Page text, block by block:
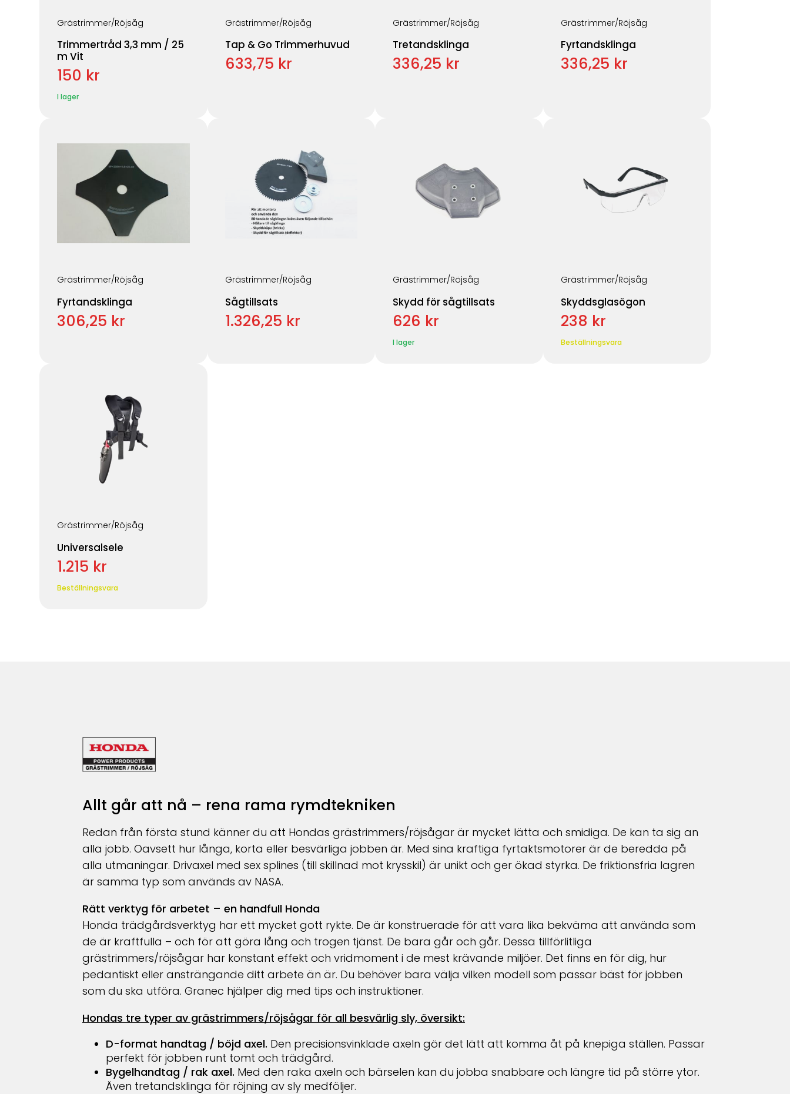
Grästrimmer/Röjsåg
Trimmertråd 3,3 mm / 25
m Vit
150 kr
I lager
Grästrimmer/Röjsåg
Tap & Go Trimmerhuvud
633,75 kr
Grästrimmer/Röjsåg
Tretandsklinga
336,25 kr
Grästrimmer/Röjsåg
Fyrtandsklinga
336,25 kr
Grästrimmer/Röjsåg
Fyrtandsklinga
306,25 kr
Grästrimmer/Röjsåg
Sågtillsats
1.326,25 kr
Grästrimmer/Röjsåg
Skydd för sågtillsats
626 kr
I lager
Grästrimmer/Röjsåg
Skyddsglasögon
238 kr
Beställningsvara
Grästrimmer/Röjsåg
Universalsele
1.215 kr
Beställningsvara
Allt går att nå – rena rama rymdtekniken
Redan från första stund känner du att Hondas grästrimmers/röjsågar är mycket lätta och smidiga. De kan ta sig an
alla jobb. Oavsett hur långa, korta eller besvärliga jobben är. Med sina kraftiga fyrtaktsmotorer är de beredda på
alla utmaningar. Drivaxel med sex splines (till skillnad mot krysskil) är unikt och ger ökad styrka. De friktionsfria lagren
är samma typ som används av NASA.
Rätt verktyg för arbetet – en handfull Honda
Honda trädgårdsverktyg har ett mycket gott rykte. De är konstruerade för att vara lika bekväma att använda som
de är kraftfulla – och för att göra lång och trogen tjänst. De bara går och går. Dessa tillförlitliga
grästrimmers/röjsågar har konstant effekt och vridmoment i de mest krävande miljöer. Det finns en för dig, hur
pedantiskt eller ansträngande ditt arbete än är. Du behöver bara välja vilken modell som passar bäst för jobben
som du ska utföra. Granec hjälper dig med tips och instruktioner.
Hondas tre typer av grästrimmers/röjsågar för all besvärlig sly, översikt:
D-format handtag / böjd axel. Den precisionsvinklade axeln gör det lätt att komma åt på knepiga ställen. Passar
perfekt för jobben runt tomt och trädgård.
Bygelhandtag / rak axel. Med den raka axeln och bärselen kan du jobba snabbare och längre tid på större ytor.
Även tretandsklinga för röjning av sly medföljer.